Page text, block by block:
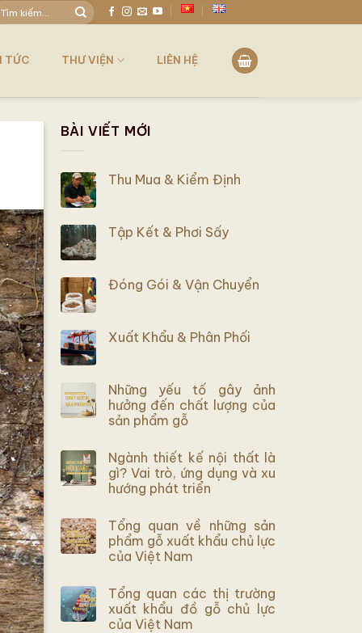
TỨC THƯ VIỆN LIÊN HỆ
BÀI VIẾT MỚI
Thu Mua & Kiểm Định
Tập Kết & Phơi Sấy
Đóng Gói & Vận Chuyển
Xuất Khẩu & Phân Phối
Những yếu tố gây ảnh
hưởng đến chất lượng của
sản phẩm gỗ
Ngành thiết kế nội thất là
gì? Vai trò, ứng dụng và xu
hướng phát triển
Tổng quan về những sản
phẩm gỗ xuất khẩu chủ lực
của Việt Nam
Tổng quan các thị trường
xuất khẩu đồ gỗ chủ lực
của Việt Nam